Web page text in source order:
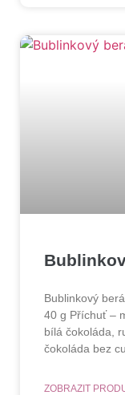
Bublinkový
40 g Příchuť –
bílá čokoláda,
čokoláda bez
ZOBRAZIT